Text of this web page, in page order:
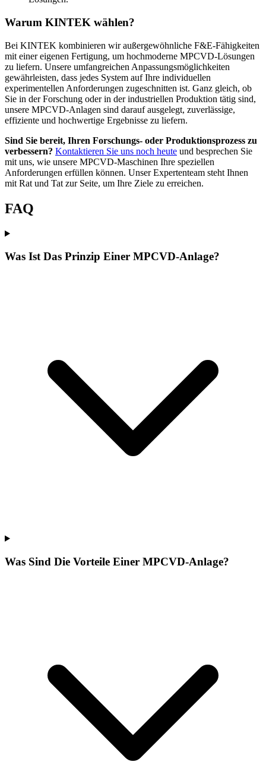
Warum KINTEK wählen?
Bei KINTEK kombinieren wir außergewöhnliche F&E-Fähigkeiten
mit einer eigenen Fertigung, um hochmoderne MPCVD-Lösungen
zu liefern. Unsere umfangreichen Anpassungsmöglichkeiten
gewährleisten, dass jedes System auf Ihre individuellen
experimentellen Anforderungen zugeschnitten ist. Ganz gleich, ob
Sie in der Forschung oder in der industriellen Produktion tätig sind,
unsere MPCVD-Anlagen sind darauf ausgelegt, zuverlässige,
effiziente und hochwertige Ergebnisse zu liefern.
Sind Sie bereit, Ihren Forschungs- oder Produktionsprozess zu
verbessern? Kontaktieren Sie uns noch heute und besprechen Sie
mit uns, wie unsere MPCVD-Maschinen Ihre speziellen
Anforderungen erfüllen können. Unser Expertenteam steht Ihnen
mit Rat und Tat zur Seite, um Ihre Ziele zu erreichen.
FAQ
Was Ist Das Prinzip Einer MPCVD-Anlage?
Was Sind Die Vorteile Einer MPCVD-Anlage?